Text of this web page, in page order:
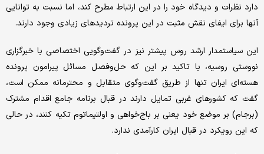
دارد نظرات و دیدگاه خود را در این ارتباط مطرح کند، اما نسبت به توانایی
آنها برای ایفای نقش مثبت در این پرونده تردیدهای زیادی وجود دارند.
این سیاستمدار ارشد روس پیشتر نیز در گفت‌وگویی اختصاصی با خبرگزاری
نووستی روسیه، با تاکید بر این که حل‌وفصل مسائل پیرامون پرونده
هسته‌ای ایران تنها از طریق گفت‌وگوی متقابل و محترمانه ممکن است،
گفت که کشورهای غربی تمایل دارند در قبال برنامه جامع اقدام مشترک
(برجام) بر موضع خود یعنی بر باج‌خواهی و اولتیماتوم‌ تکیه کنند، در حالی
که این رویکرد در قبال ایران کارآمدی ندارد.